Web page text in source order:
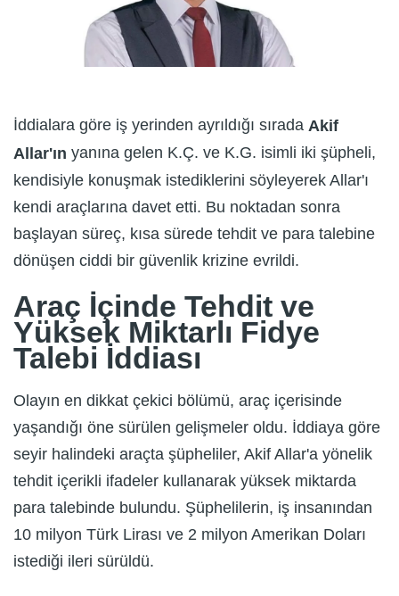
İddialara göre iş yerinden ayrıldığı sırada Akif
Allar'ın yanına gelen K.Ç. ve K.G. isimli iki şüpheli,
kendisiyle konuşmak istediklerini söyleyerek Allar'ı
kendi araçlarına davet etti. Bu noktadan sonra
başlayan süreç, kısa sürede tehdit ve para talebine
dönüşen ciddi bir güvenlik krizine evrildi.
Araç İçinde Tehdit ve
Yüksek Miktarlı Fidye
Talebi İddiası
Olayın en dikkat çekici bölümü, araç içerisinde
yaşandığı öne sürülen gelişmeler oldu. İddiaya göre
seyir halindeki araçta şüpheliler, Akif Allar'a yönelik
tehdit içerikli ifadeler kullanarak yüksek miktarda
para talebinde bulundu. Şüphelilerin, iş insanından
10 milyon Türk Lirası ve 2 milyon Amerikan Doları
istediği ileri sürüldü.